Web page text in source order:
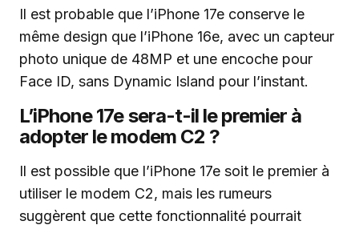
Il est probable que l’iPhone 17e conserve le
même design que l’iPhone 16e, avec un capteur
photo unique de 48MP et une encoche pour
Face ID, sans Dynamic Island pour l’instant.
L’iPhone 17e sera-t-il le premier à
adopter le modem C2 ?
Il est possible que l’iPhone 17e soit le premier à
utiliser le modem C2, mais les rumeurs
suggèrent que cette fonctionnalité pourrait